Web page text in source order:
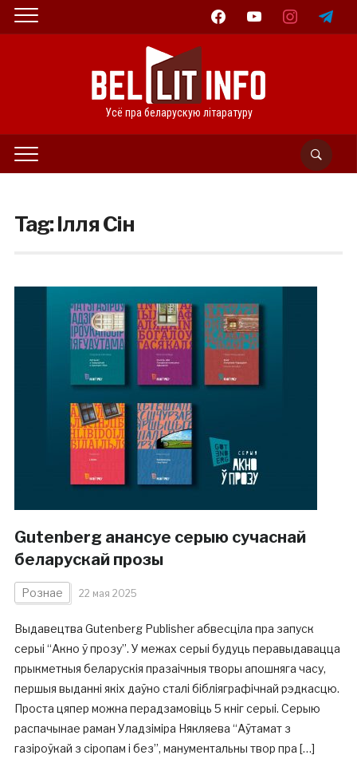
facebookyoutube instagramtelegram
Усё пра беларускую літаратуру
Tag:Ілля Сін
Gutenberg анансуе серыю сучаснай
беларускай прозы
Рознае 22 мая 2025
Выдавецтва Gutenberg Publisher абвесціла пра запуск
серыі “Акно ў прозу”. У межах серыі будуць перавыдавацца
прыкметныя беларускія празаічныя творы апошняга часу,
першыя выданні якіх даўно сталі бібліяграфічнай рэдкасцю.
Проста цяпер можна перадзамовіць 5 кніг серыі. Серыю
распачынае раман Уладзіміра Някляева “Аўтамат з
газіроўкай з сіропам і без”, манументальны твор пра […]